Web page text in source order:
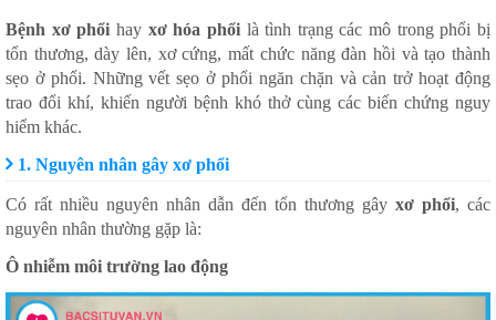
Bệnh xơ phổi hay xơ hóa phổilà tình trạng các mô trong phổi bị
tổn thương, dày lên, xơ cứng, mất chức năng đàn hồi và tạo thành
sẹo ở phổi. Những vết sẹo ở phổi ngăn chặn và cản trở hoạt động
trao đổi khí, khiến người bệnh khó thở cùng các biến chứng nguy
hiểm khác.
1. Nguyên nhân gây xơ phổi
Có rất nhiều nguyên nhân dẫn đến tổn thương gây xơ phổi, các
nguyên nhân thường gặp là:
Ô nhiễm môi trường lao động